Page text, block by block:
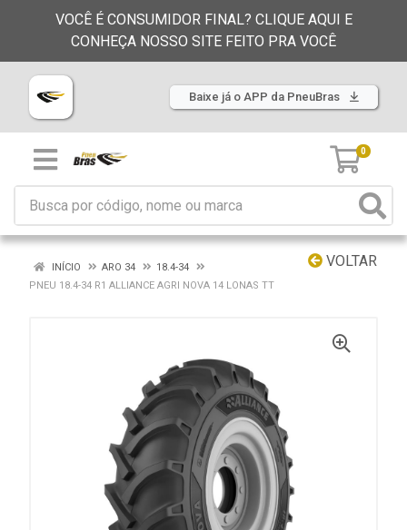
VOCÊ É CONSUMIDOR FINAL? CLIQUE AQUI E
CONHEÇA NOSSO SITE FEITO PRA VOCÊ
Baixe já o APP da PneuBras
0
VOLTAR
INÍCIO ARO 34
18.4-34
PNEU 18.4-34 R1 ALLIANCE AGRI NOVA 14 LONAS TT